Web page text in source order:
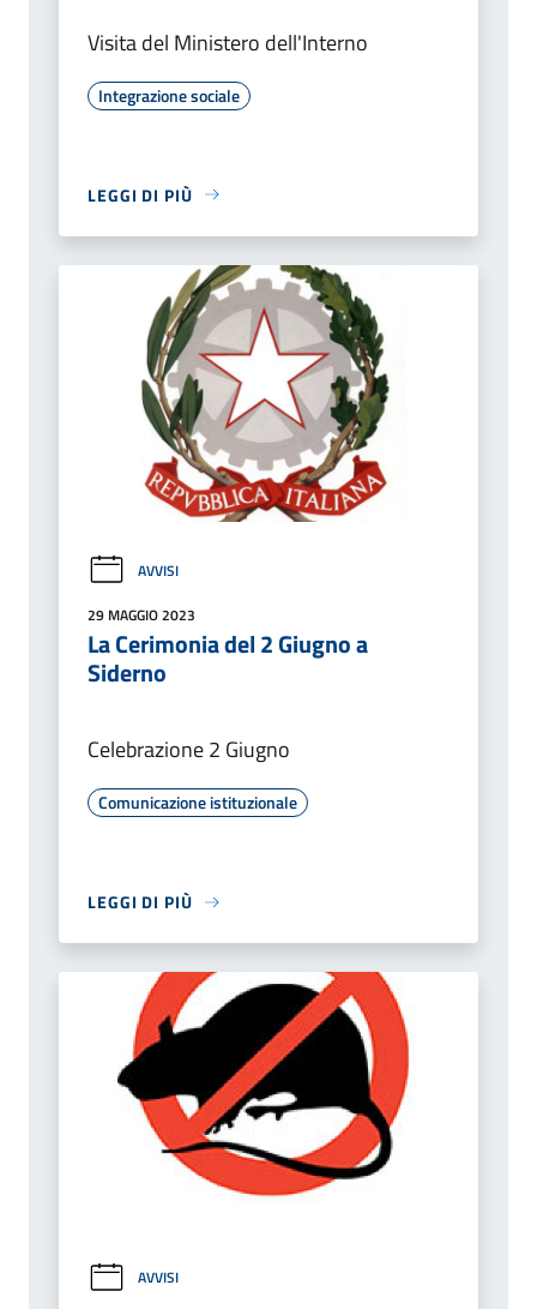
Visita del Ministero dell'Interno
Integrazione sociale
LEGGI DI PIÙ
AVVISI
29 MAGGIO 2023
La Cerimonia del 2 Giugno a
Siderno
Celebrazione 2 Giugno
Comunicazione istituzionale
LEGGI DI PIÙ
AVVISI